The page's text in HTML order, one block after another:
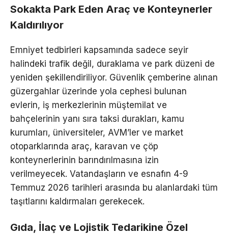
Sokakta Park Eden Araç ve Konteynerler
Kaldırılıyor
Emniyet tedbirleri kapsamında sadece seyir
halindeki trafik değil, duraklama ve park düzeni de
yeniden şekillendiriliyor. Güvenlik çemberine alınan
güzergahlar üzerinde yola cephesi bulunan
evlerin, iş merkezlerinin müştemilat ve
bahçelerinin yanı sıra taksi durakları, kamu
kurumları, üniversiteler, AVM’ler ve market
otoparklarında araç, karavan ve çöp
konteynerlerinin barındırılmasına izin
verilmeyecek. Vatandaşların ve esnafın 4-9
Temmuz 2026 tarihleri arasında bu alanlardaki tüm
taşıtlarını kaldırmaları gerekecek.
Gıda, İlaç ve Lojistik Tedarikine Özel